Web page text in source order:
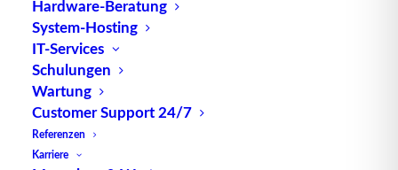
Hardware-Beratung
System-Hosting
IT-Services
Schulungen
Wartung
Customer Support 24/7
Referenzen
Karriere
Signalpenetration und reduziert die Auswirkungen
von Mehrwegesignalen, was zu einer verbesserten
Übertragungsqualität und einer höheren
Reichweite führt.
Ein häufiges Anwendungsgebiet von Circular
Polarisation ist die Satellitenkommunikation, bei der